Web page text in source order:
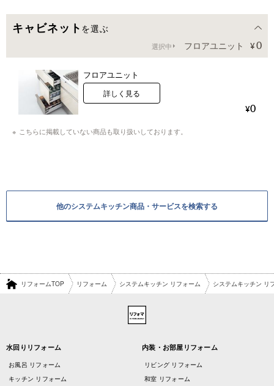
キャビネット を選ぶ
選択中 フロアユニット 0
フロアユニット
詳しく見る
0
こちらに掲載していない商品も取り扱いしております。
他のシステムキッチン商品・サービスを検索する
リフォームTOP リフォーム システムキッチン リフォーム システムキッチン リ
水回りリフォーム
お風呂 リフォーム
キッチン リフォーム
内装・お部屋リフォーム
リビング リフォーム
和室 リフォーム